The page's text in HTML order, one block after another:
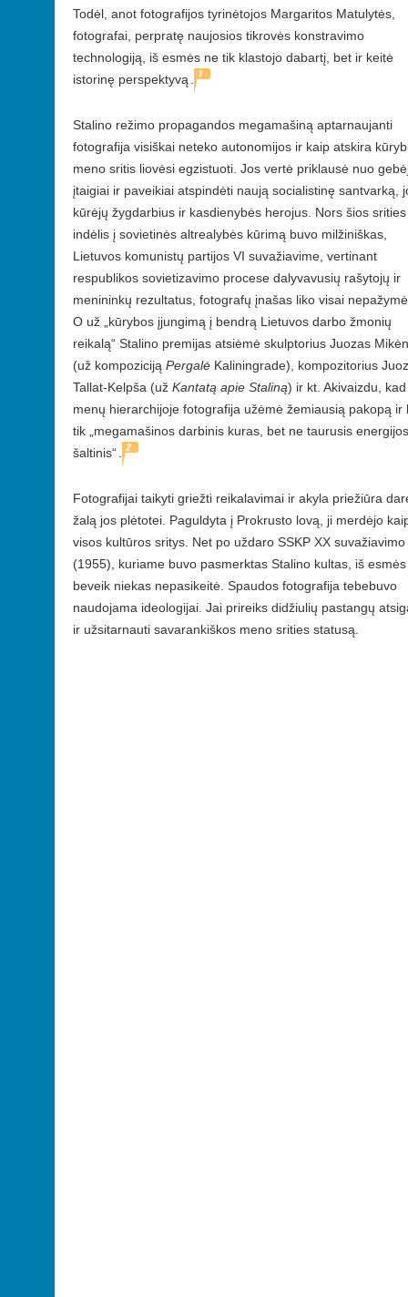
Todėl, anot fotografijos tyrinėtojos Margaritos Matulytės,
fotografai, perpratę naujosios tikrovės konstravimo
technologiją, iš esmės ne tik klastojo dabartį, bet ir keitė
istorinę perspektyvą
1
Stalino režimo propagandos megamašiną aptarnaujanti
fotografija visiškai neteko autonomijos ir kaip atskira
meno sritis liovėsi egzistuoti. Jos vertė priklausė nuo
įtaigiai ir paveikiai atspindėti naują socialistinę santvarką,
kūrėjų žygdarbius ir kasdienybės herojus. Nors šios srities
indėlis į sovietinės altrealybės kūrimą buvo milžiniškas,
Lietuvos komunistų partijos VI suvažiavime, vertinant
respublikos sovietizavimo procese dalyvavusių rašytojų ir
menininkų rezultatus, fotografų įnašas liko visai
O už „kūrybos įjungimą į bendrą Lietuvos darbo žmonių
reikalą“ Stalino premijas atsiėmė skulptorius Juozas
(už kompoziciją Pergalė Kaliningrade), kompozitorius
Tallat-Kelpša (už Kantatą apie Staliną) ir kt. Akivaizdu, kad
menų hierarchijoje fotografija užėmė žemiausią pakopą ir
tik „megamašinos darbinis kuras, bet ne taurusis energijos
šaltinis“
2
Fotografijai taikyti griežti reikalavimai ir akyla priežiūra
žalą jos plėtotei. Paguldyta į Prokrusto lovą, ji merdėjo
visos kultūros sritys. Net po uždaro SSKP XX suvažiavimo
(1955), kuriame buvo pasmerktas Stalino kultas, iš esmės
beveik niekas nepasikeitė. Spaudos fotografija tebebuvo
naudojama ideologijai. Jai prireiks didžiulių pastangų
ir užsitarnauti savarankiškos meno srities statusą.